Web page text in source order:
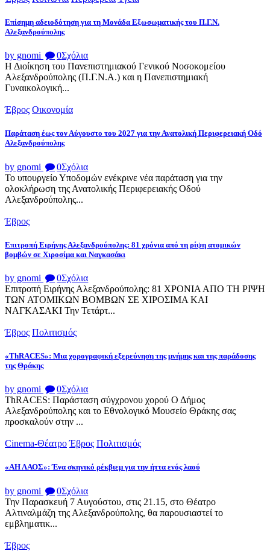
Επίσημη αδειοδότηση για τη Μονάδα Εξωσωματικής του Π.Γ.Ν.
Αλεξανδρούπολης
by gnomi 0Σχόλια
Η Διοίκηση του Πανεπιστημιακού Γενικού Νοσοκομείου
Αλεξανδρούπολης (Π.Γ.Ν.Α.) και η Πανεπιστημιακή
Γυναικολογική...
Έβρος Οικονομία
Παράταση έως τον Αύγουστο του 2027 για την Ανατολική Περιφερειακή Οδό
Αλεξανδρούπολης
by gnomi 0Σχόλια
Το υπουργείο Υποδομών ενέκρινε νέα παράταση για την
ολοκλήρωση της Ανατολικής Περιφερειακής Οδού
Αλεξανδρούπολης...
Έβρος
Επιτροπή Ειρήνης Αλεξανδρούπολης: 81 χρόνια από τη ρίψη ατομικών
βομβών σε Χιροσίμα και Ναγκασάκι
by gnomi 0Σχόλια
Επιτροπή Ειρήνης Αλεξανδρούπολης: 81 ΧΡΟΝΙΑ ΑΠΟ ΤΗ ΡΙΨΗ
ΤΩΝ ΑΤΟΜΙΚΩΝ ΒΟΜΒΩΝ ΣΕ ΧΙΡΟΣΙΜΑ ΚΑΙ
ΝΑΓΚΑΣΑΚΙ Την Τετάρτ...
Έβρος Πολιτισμός
«ThRACES»: Μια χορογραφική εξερεύνηση της μνήμης και της παράδοσης
της Θράκης
by gnomi 0Σχόλια
ThRACES: Παράσταση σύγχρονου χορού Ο Δήμος
Αλεξανδρούπολης και το Εθνολογικό Μουσείο Θράκης σας
προσκαλούν στην ...
Cinema-Θέατρο Έβρος Πολιτισμός
«ΑΗ ΛΑΟΣ»: Ένα σκηνικό ρέκβιεμ για την ήττα ενός λαού
by gnomi 0Σχόλια
Την Παρασκευή 7 Αυγούστου, στις 21.15, στο Θέατρο
Αλτιναλμάζη της Αλεξανδρούπολης, θα παρουσιαστεί το
εμβληματικ...
Έβρος